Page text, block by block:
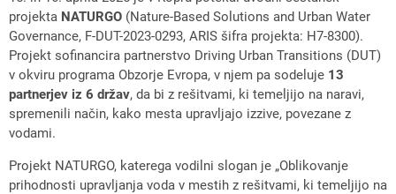
projekta NATURGO (Nature-Based Solutions and Urban Water
Governance, F-DUT-2023-0293, ARIS šifra projekta: H7-8300).
Projekt sofinancira partnerstvo Driving Urban Transitions (DUT)
v okviru programa Obzorje Evropa, v njem pa sodeluje 13
partnerjev iz 6 držav, da bi z rešitvami, ki temeljijo na naravi,
spremenili način, kako mesta upravljajo izzive, povezane z
vodami.
Projekt NATURGO, katerega vodilni slogan je „Oblikovanje
prihodnosti upravljanja voda v mestih z rešitvami, ki temeljijo na